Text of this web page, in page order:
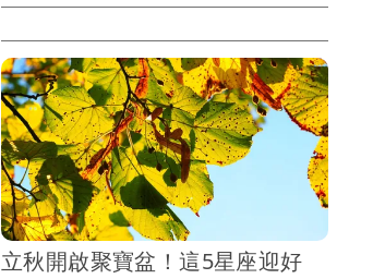
天沉浸在沉重情緒中，一度懷疑自己是否
能完成角色，甚至有1個多月，幾乎每天
雙眼都是腫的，直呼：「真的很痛苦、很
累！」
立秋開啟聚寶盆！這5星座迎好